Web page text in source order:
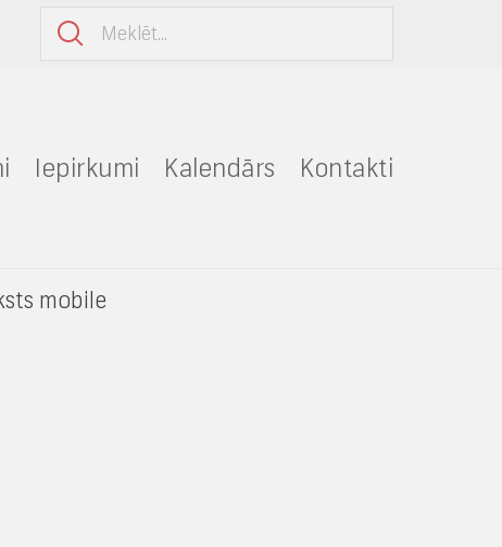
Iepirkumi Kalendārs Kontakti
mobile